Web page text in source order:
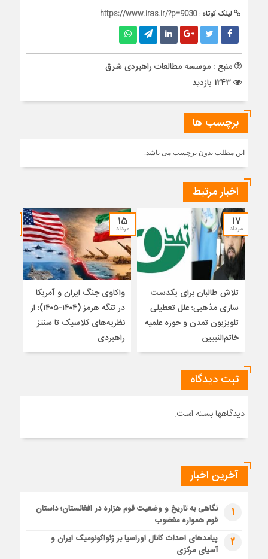
لینک کوتاه :https://www.iras.ir/?p=9030
منبع : موسسه مطالعات راهبردی شرق
برچسب ها
این مطلب بدون برچسب می باشد.
اخبار مرتبط
۱۷
مرداد
تلاش طالبان برای یکدست
سازی مذهبی؛ علل تعطیلی
تلویزیون تمدن و حوزه علمیه
خاتم‌النبیین
۱۵
مرداد
واکاوی جنگ ایران و آمریکا
در تنگه هرمز (۱۴۰۴-۱۴۰۵)؛ از
نظریه‌های کلاسیک تا سنتز
راهبردی
ثبت دیدگاه
دیدگاهها بسته است.
آخرین اخبار
1
نگاهی به تاریخ و وضعیت قوم هزاره در افغانستان؛ داستان
قوم همواره مغضوب
2
پیامدهای احداث کانال اوراسیا بر ژئواکونومیک ایران و
آسیای مرکزی